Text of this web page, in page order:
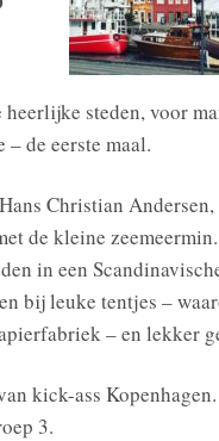
heerlijke steden, voor
de eerste maal.
Christian
de kleine
in een
bij leuke tentjes –
– en lekker
kick-ass
3.